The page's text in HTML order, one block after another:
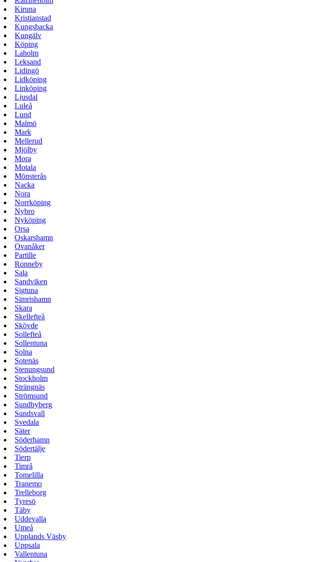
Kiruna
Kristianstad
Kungsbacka
Kungälv
Köping
Laholm
Leksand
Lidingö
Lidköping
Linköping
Ljusdal
Luleå
Lund
Malmö
Mark
Mellerud
Mjölby
Mora
Motala
Mönsterås
Nacka
Nora
Norrköping
Nybro
Nyköping
Orsa
Oskarshamn
Ovanåker
Partille
Ronneby
Sala
Sandviken
Sigtuna
Simrishamn
Skara
Skellefteå
Skövde
Sollefteå
Sollentuna
Solna
Sotenäs
Stenungsund
Stockholm
Strängnäs
Strömsund
Sundbyberg
Sundsvall
Svedala
Säter
Söderhamn
Södertälje
Tierp
Timrå
Tomelilla
Tranemo
Trelleborg
Tyresö
Täby
Uddevalla
Umeå
Upplands Väsby
Uppsala
Vallentuna